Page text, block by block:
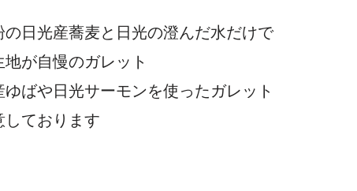
の日光産蕎麦と日光の澄んだ水だけで
地が自慢のガレット
ゆばや日光サーモンを使ったガレット
しております